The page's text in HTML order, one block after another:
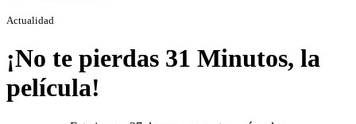
Actualidad
¡No te pierdas 31 Minutos, la
película!